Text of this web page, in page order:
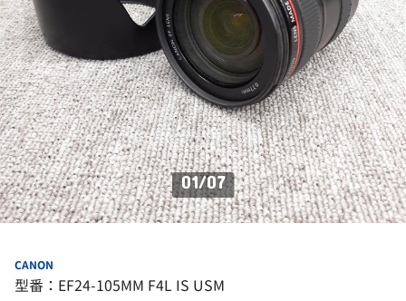
01/07
CANON
型番：EF24-105MM F4L IS USM